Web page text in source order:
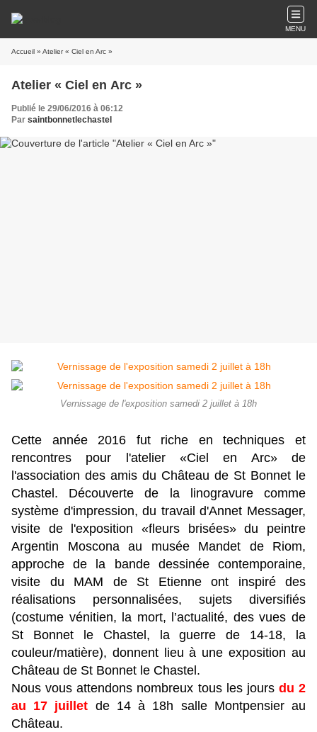
MENU
Accueil » Atelier « Ciel en Arc »
Atelier « Ciel en Arc »
Publié le 29/06/2016 à 06:12
Par saintbonnetlechastel
Vernissage de l'exposition samedi 2 juillet à 18h
Cette année 2016 fut riche en techniques et
rencontres pour l'atelier «Ciel en Arc» de
l'association des amis du Château de St Bonnet le
Chastel. Découverte de la linogravure comme
système d'impression, du travail d'Annet Messager,
visite de l'exposition «fleurs brisées» du peintre
Argentin Moscona au musée Mandet de Riom,
approche de la bande dessinée contemporaine,
visite du MAM de St Etienne ont inspiré des
réalisations personnalisées, sujets diversifiés
(costume vénitien, la mort, l’actualité, des vues de
St Bonnet le Chastel, la guerre de 14-18, la
couleur/matière), donnent lieu à une exposition au
Château de St Bonnet le Chastel.
Nous vous attendons nombreux tous les jours du 2
au 17 juillet de 14 à 18h salle Montpensier au
Château.